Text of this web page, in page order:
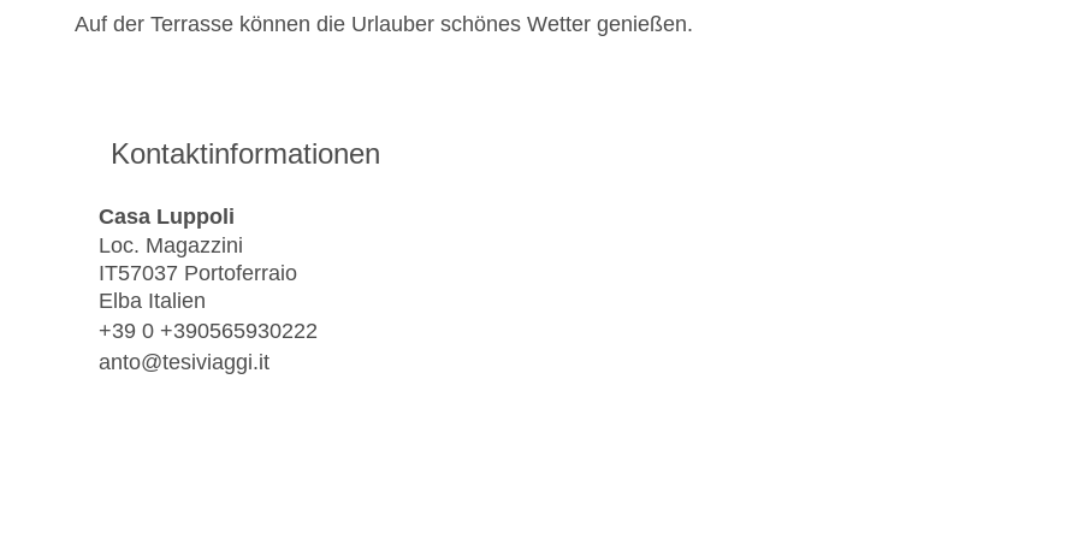
Auf der Terrasse können die Urlauber schönes Wetter genießen.
Kontaktinformationen
Casa Luppoli
Loc. Magazzini
IT57037 Portoferraio
Elba Italien
+39 0 +390565930222
anto@tesiviaggi.it